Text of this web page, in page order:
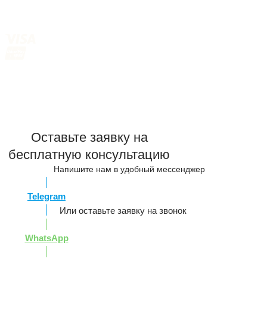
Оставьте заявку на
бесплатную консультацию
Напишите нам в удобный мессенджер
Telegram
Или оставьте заявку на звонок
WhatsApp